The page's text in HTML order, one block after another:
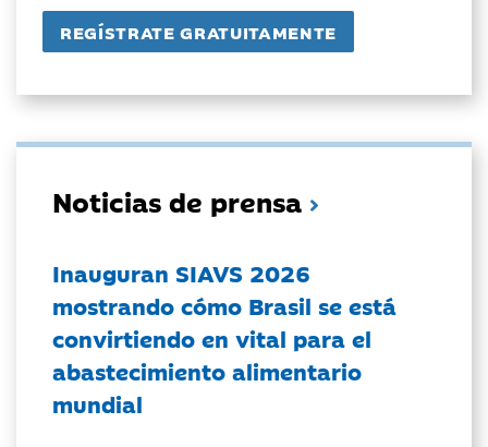
Noticias de prensa
Inauguran SIAVS 2026
mostrando cómo Brasil se está
convirtiendo en vital para el
abastecimiento alimentario
mundial